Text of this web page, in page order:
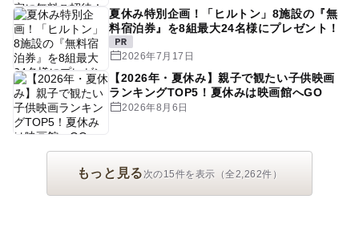
夏休み特別企画！「ヒルトン」8施設の『無
料宿泊券』を8組最大24名様にプレゼント！
2026年7月17日
【2026年・夏休み】親子で観たい子供映画
ランキングTOP5！夏休みは映画館へGO
2026年8月6日
もっと見る 次の15件を表示（全2,262件）